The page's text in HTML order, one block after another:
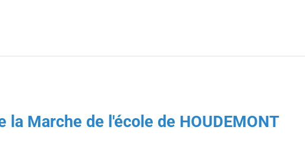
la Marche de l'école de HOUDEMONT